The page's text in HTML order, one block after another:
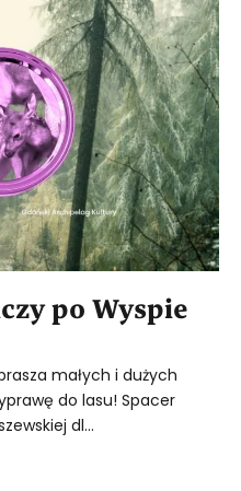
po Wyspie
małych i dużych
do lasu! Spacer
dl...